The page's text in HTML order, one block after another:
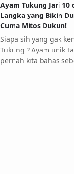
Ayam Tukung Jari 10
Langka yang Bikin
Cuma Mitos Dukun!
Siapa sih yang gak
Tukung ? Ayam unik
pernah kita bahas